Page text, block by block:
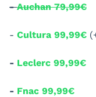
-Auchan 79,99€
- Cultura 99,99€
- Leclerc 99,99€
- Fnac 99,99€